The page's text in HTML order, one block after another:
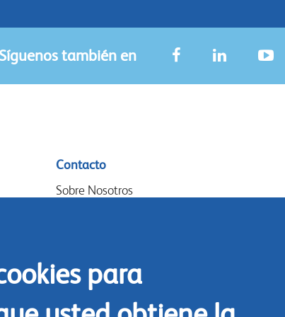
Síguenos también en
Contacto
Sobre Nosotros
Eventos
Speak-Up Policy
para